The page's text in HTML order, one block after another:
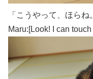
「こうやって、ほらね
Maru:[Look! I can